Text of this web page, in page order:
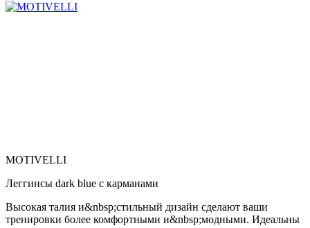
MOTIVELLI
Леггинсы dark blue с карманами
Высокая талия и&nbsp;стильный дизайн сделают ваши
тренировки более комфортными и&nbsp;модными. Идеальны